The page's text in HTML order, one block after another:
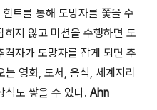
트를 통해 도망자를 쫓을 수
히지 않고 미션을 수행하면 도
격자가 도망자를 잡게 되면 추
는 영화, 도서, 음식, 세계지리
식도 쌓을 수 있다. Ahn